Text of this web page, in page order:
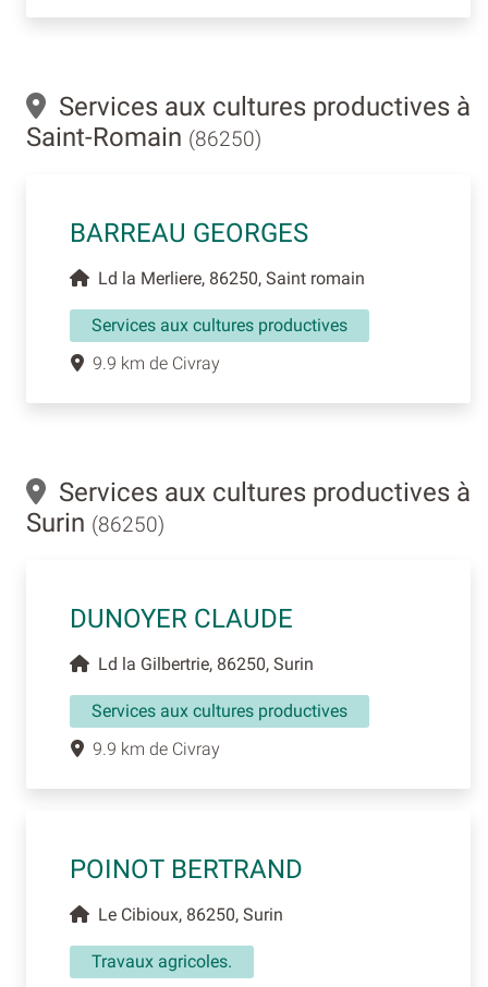
Services aux cultures productives à
Saint-Romain (86250)
BARREAU GEORGES
Ld la Merliere, 86250, Saint romain
Services aux cultures productives
9.9 km de Civray
Services aux cultures productives à
Surin (86250)
DUNOYER CLAUDE
Ld la Gilbertrie, 86250, Surin
Services aux cultures productives
9.9 km de Civray
POINOT BERTRAND
Le Cibioux, 86250, Surin
Travaux agricoles.